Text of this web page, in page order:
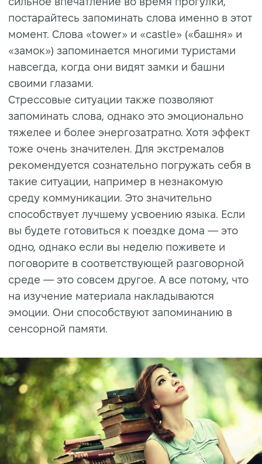
постарайтесь запоминать слова именно в этот
момент. Слова «tower» и «castle» («башня» и
«замок») запоминается многими туристами
навсегда, когда они видят замки и башни
своими глазами.
Стрессовые ситуации также позволяют
запоминать слова, однако это эмоционально
тяжелее и более энергозатратно. Хотя эффект
тоже очень значителен. Для экстремалов
рекомендуется сознательно погружать себя в
такие ситуации, например в незнакомую
среду коммуникации. Это значительно
способствует лучшему усвоению языка. Если
вы будете готовиться к поездке дома — это
одно, однако если вы неделю поживете и
поговорите в соответствующей разговорной
среде — это совсем другое. А все потому, что
на изучение материала накладываются
эмоции. Они способствуют запоминанию в
сенсорной памяти.